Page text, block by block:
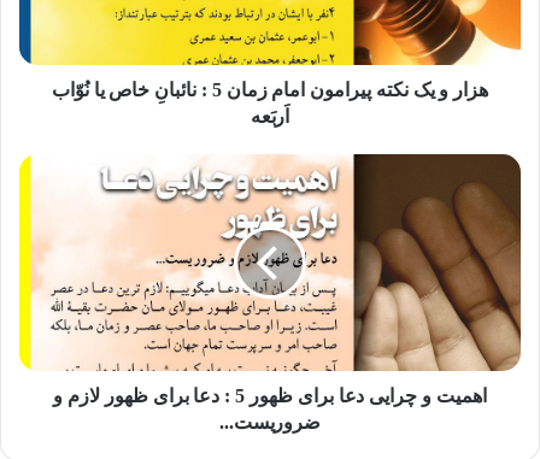
در مورد شخصیت والای حضرت مهدی مورد بحث قرار داده که
عبارتست از:
در سنّت پیامبر. ۵-نوید از مهدی در روایات امامان. ۶-چگونه از دیدگان
طولانی او. ۱۰-چگونه تاکنون زیسته ات؟ ۱۱-چه زمانی ظهور خواهد
کرد؟ ۱۲-پس از ظهور چگونه حکومت خواهد کرد؟ ۱۳-زندگی جامعه
در عصر طلایی او. ۱۴-مدت حکومت او. ۱۵-چگونه روزگارش به پایان
میرسد…
هزار و یک نکته پیرامون امام زمان 5 : نائبانِ خاص یا نُوّاب
اَربَعه
اهمیت و چرایی دعا برای ظهور 5 : دعا برای ظهور لازم و
ضروریست...